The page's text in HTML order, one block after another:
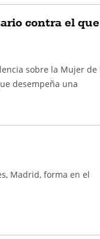
contra el que
sobre la Mujer de
desempeña una
Madrid, forma en el